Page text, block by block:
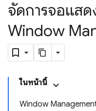
จัดการจอแส
Window
ในหน้านี้
Window